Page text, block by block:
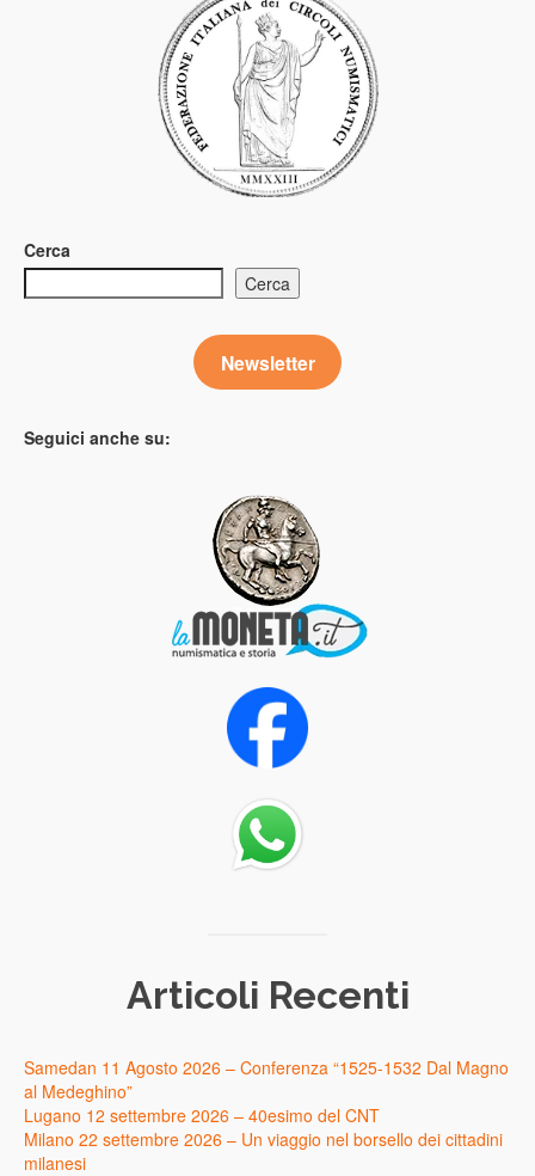
Cerca
Cerca
Newsletter
Seguici anche su:
Articoli Recenti
Samedan 11 Agosto 2026 – Conferenza “1525-1532 Dal Magno
al Medeghino”
Lugano 12 settembre 2026 – 40esimo del CNT
Milano 22 settembre 2026 – Un viaggio nel borsello dei cittadini
milanesi